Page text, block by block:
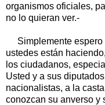
organismos oficiales,
no lo quieran ver.-
Simplemente espero
ustedes están
los ciudadanos,
Usted y a sus
nacionalistas, a la
conozcan su anverso y